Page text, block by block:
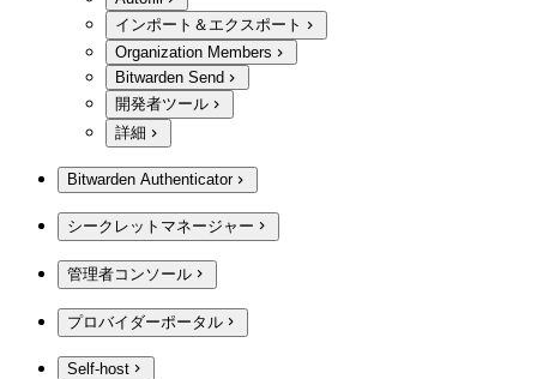
インポート＆エクスポート
Organization Members
Bitwarden Send
開発者ツール
詳細
Bitwarden Authenticator
シークレットマネージャー
管理者コンソール
プロバイダーポータル
Self-host